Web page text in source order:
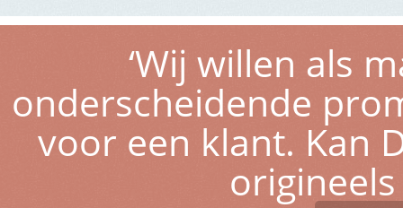
‘Wij willen als
onderscheidende
voor een klant. Kan
origineels